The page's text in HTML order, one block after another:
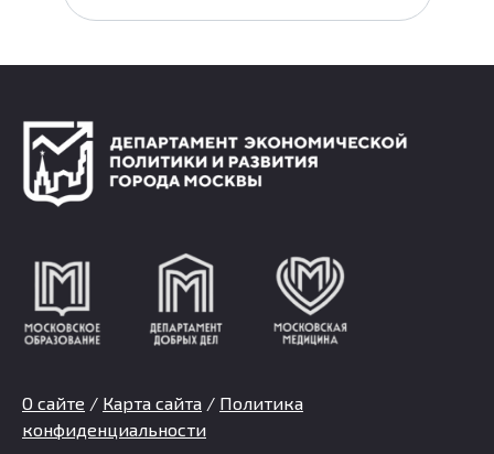
О сайте / Карта сайта / Политика
конфиденциальности